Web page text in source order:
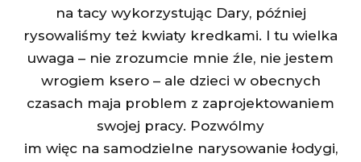
na tacy wykorzystując Dary, później
rysowaliśmy też kwiaty kredkami. I tu wielka
uwaga – nie zrozumcie mnie źle, nie jestem
wrogiem ksero – ale dzieci w obecnych
czasach maja problem z zaprojektowaniem
swojej pracy. Pozwólmy
im więc na samodzielne narysowanie łodygi,